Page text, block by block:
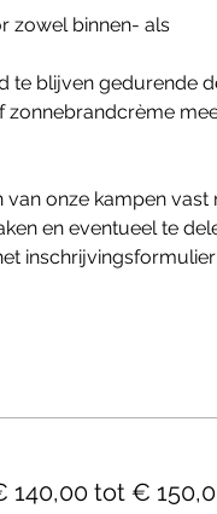
zowel binnen- als
te blijven gedurende
zonnebrandcrème
onze kampen
en eventueel te
140,00 tot €